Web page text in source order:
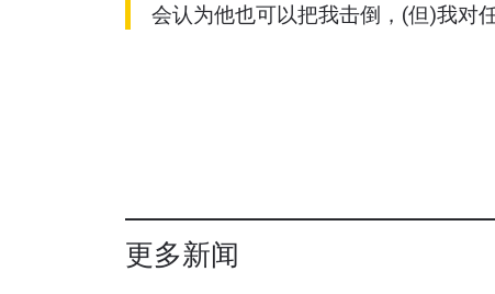
会认为他也可以把我击倒，(但)我对
更多新闻